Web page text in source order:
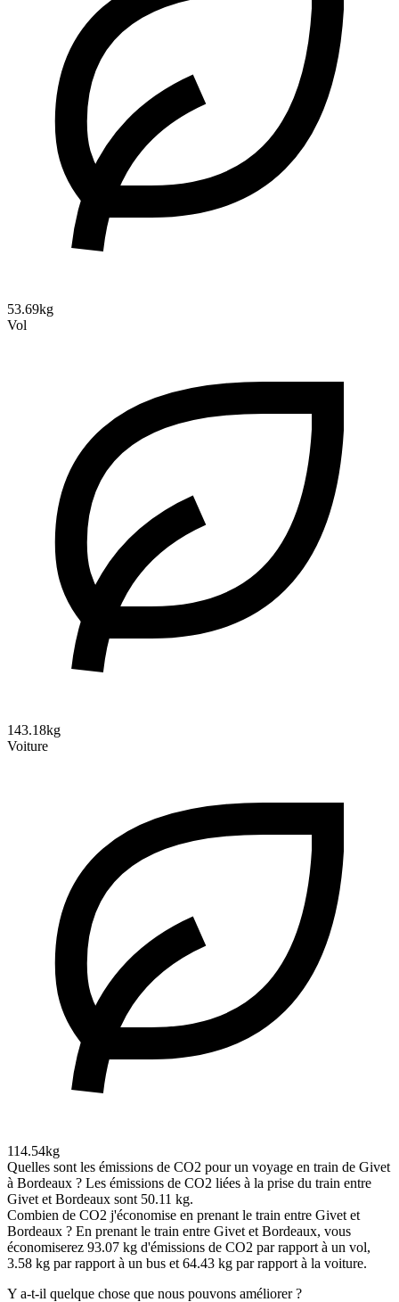
53.69kg
Vol
143.18kg
Voiture
114.54kg
Quelles sont les émissions de CO2 pour un voyage en train de Givet
à Bordeaux ? Les émissions de CO2 liées à la prise du train entre
Givet et Bordeaux sont 50.11 kg.
Combien de CO2 j'économise en prenant le train entre Givet et
Bordeaux ? En prenant le train entre Givet et Bordeaux, vous
économiserez 93.07 kg d'émissions de CO2 par rapport à un vol,
3.58 kg par rapport à un bus et 64.43 kg par rapport à la voiture.
Y a-t-il quelque chose que nous pouvons améliorer ?